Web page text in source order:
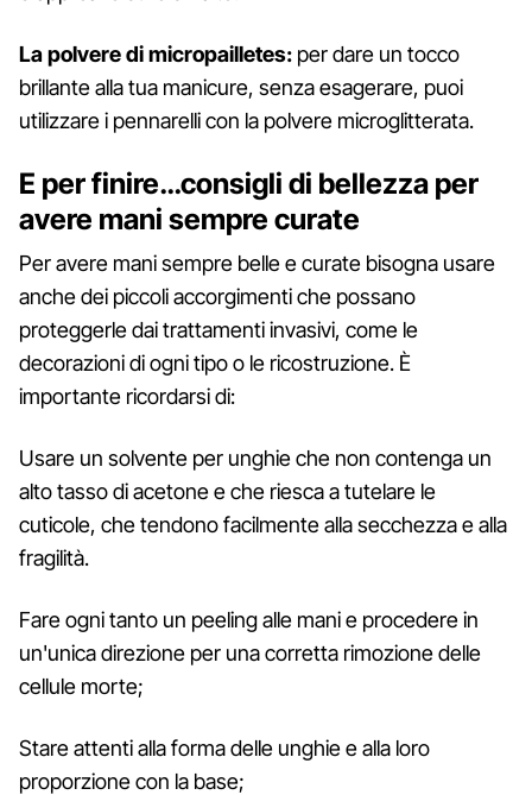
La polvere di micropailletes: per dare un tocco
brillante alla tua manicure, senza esagerare, puoi
utilizzare i pennarelli con la polvere microglitterata.
E per finire…consigli di bellezza per
avere mani sempre curate
Per avere mani sempre belle e curate bisogna usare
anche dei piccoli accorgimenti che possano
proteggerle dai trattamenti invasivi, come le
decorazioni di ogni tipo o le ricostruzione. È
importante ricordarsi di:
Usare un solvente per unghie che non contenga un
alto tasso di acetone e che riesca a tutelare le
cuticole, che tendono facilmente alla secchezza e alla
fragilità.
Fare ogni tanto un peeling alle mani e procedere in
un'unica direzione per una corretta rimozione delle
cellule morte;
Stare attenti alla forma delle unghie e alla loro
proporzione con la base;